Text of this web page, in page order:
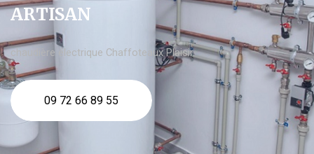
ARTISAN
chaudière électrique Chaffoteaux Plaisir
09 72 66 89 55